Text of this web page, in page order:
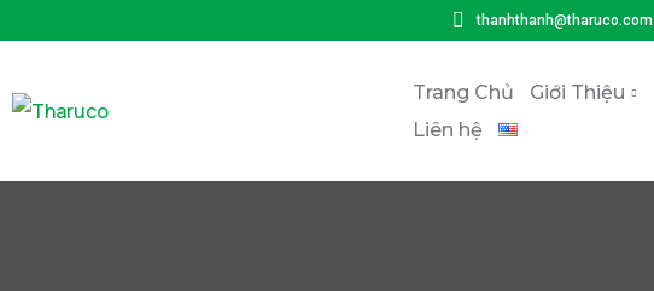
thanhthanh@tharuco.com
Trang Chủ Giới Thiệu
Liên hệ